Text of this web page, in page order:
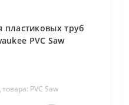
пластиковых труб
PVC Saw
товара: PVC Saw